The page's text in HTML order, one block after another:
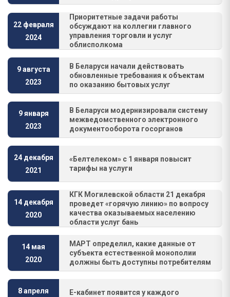
22 февраля
2024
Приоритетные задачи работы
обсуждают на коллегии главного
управления торговли и услуг
облисполкома
9 августа
2023
В Беларуси начали действовать
обновленные требования к объектам
по оказанию бытовых услуг
9 января
2023
В Беларуси модернизировали систему
межведомственного электронного
документооборота госорганов
24 декабря
2021
«Белтелеком» с 1 января повысит
тарифы на услуги
14 декабря
2020
КГК Могилевской области 21 декабря
проведет «горячую линию» по вопросу
качества оказываемых населению
области услуг бань
14 мая
2020
МАРТ определил, какие данные от
субъекта естественной монополии
должны быть доступны потребителям
8 апреля
Е-кабинет появится у каждого